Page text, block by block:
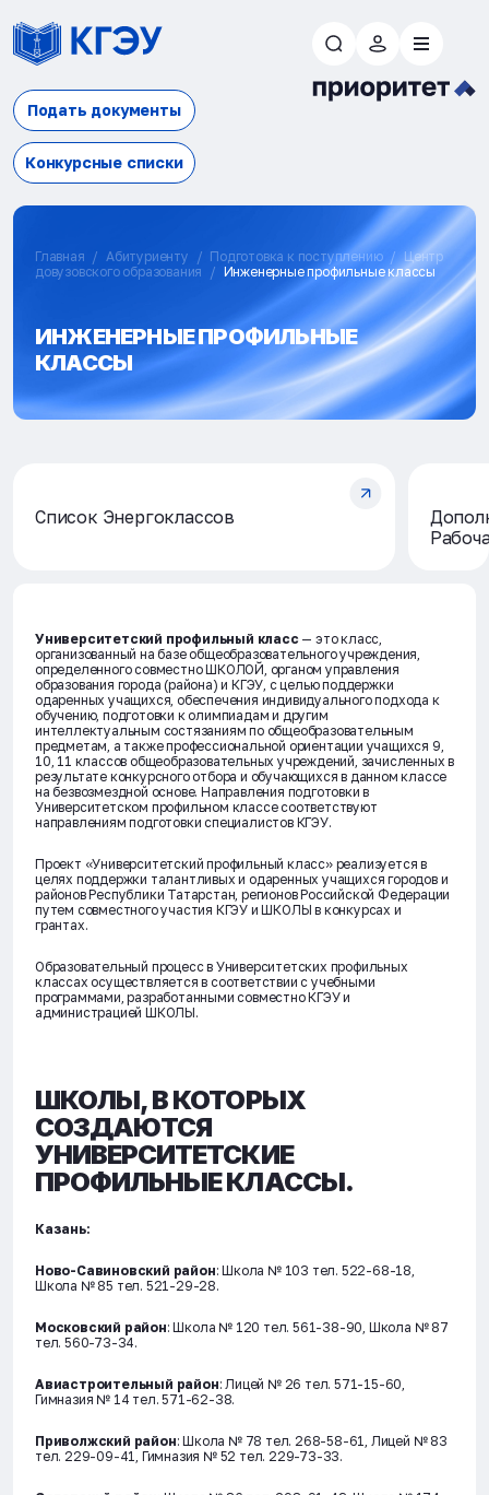
Подать документы
Конкурсные списки
Главная Абитуриенту Подготовка к поступлению
Центр
довузовского образования
Инженерные профильные классы
ИНЖЕНЕРНЫЕ ПРОФИЛЬНЫЕ
КЛАССЫ
Список Энергоклассов
Университетский профильный класс — это класс,
организованный на базе общеобразовательного учреждения,
определенного совместно ШКОЛОЙ, органом управления
образования города (района) и КГЭУ, с целью поддержки
одаренных учащихся, обеспечения индивидуального подхода к
обучению, подготовки к олимпиадам и другим
интеллектуальным состязаниям по общеобразовательным
предметам, а также профессиональной ориентации учащихся 9,
10, 11 классов общеобразовательных учреждений, зачисленных в
результате конкурсного отбора и обучающихся в данном классе
на безвозмездной основе. Направления подготовки в
Университетском профильном классе соответствуют
направлениям подготовки специалистов КГЭУ.
Проект «Университетский профильный класс» реализуется в
целях поддержки талантливых и одаренных учащихся городов и
районов Республики Татарстан, регионов Российской Федерации
путем совместного участия КГЭУ и ШКОЛЫ в конкурсах и
грантах.
Образовательный процесс в Университетских профильных
классах осуществляется в соответствии с учебными
программами, разработанными совместно КГЭУ и
администрацией ШКОЛЫ.
ШКОЛЫ, В КОТОРЫХ
СОЗДАЮТСЯ
УНИВЕРСИТЕТСКИЕ
ПРОФИЛЬНЫЕ КЛАССЫ.
Казань:
Ново-Савиновский район: Школа № 103 тел. 522-68-18,
Школа № 85 тел. 521-29-28.
Московский район: Школа № 120 тел. 561-38-90, Школа № 87
тел. 560-73-34.
Авиастроительный район: Лицей № 26 тел. 571-15-60,
Гимназия № 14 тел. 571-62-38.
Приволжский район: Школа № 78 тел. 268-58-61, Лицей № 83
тел. 229-09-41, Гимназия № 52 тел. 229-73-33.